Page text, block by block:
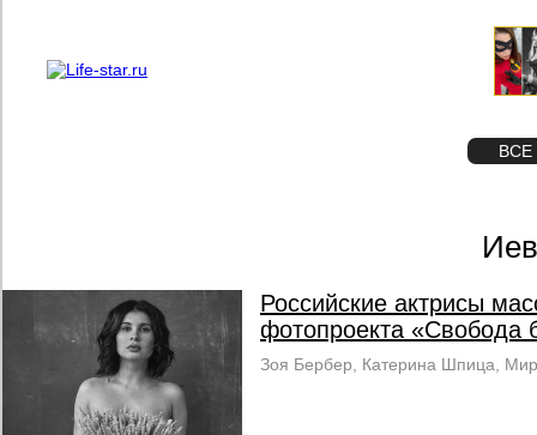
ВСЕ
Российские актрисы
фотопроекта «Свобода
Зоя Бербер, Катерина Шпица,